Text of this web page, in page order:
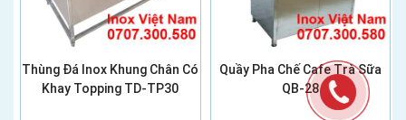
Thùng Đá Inox Khung Chân Có
Khay Topping TD-TP30
Quầy Pha Chế Cafe Trà Sữa
QB-28